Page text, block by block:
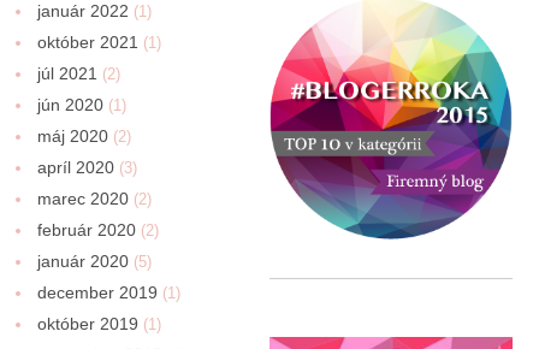
január 2022 (1)
október 2021 (1)
júl 2021 (2)
jún 2020 (1)
máj 2020 (2)
apríl 2020 (3)
marec 2020 (2)
február 2020 (2)
január 2020 (5)
december 2019 (1)
október 2019 (1)